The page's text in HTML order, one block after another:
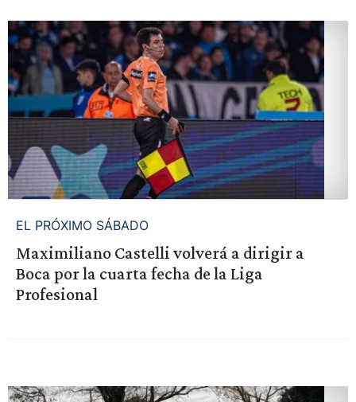
EL PRÓXIMO SÁBADO
Maximiliano Castelli volverá a dirigir a
Boca por la cuarta fecha de la Liga
Profesional